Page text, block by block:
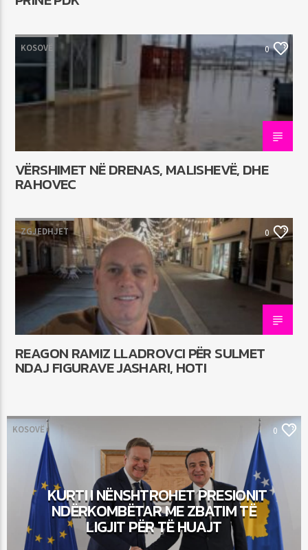
KOSOVË 0
VËRSHIMET NË DRENAS, MALISHEVË, DHE
RAHOVEC
ZGJEDHJET 0
REAGON RAMIZ LLADROVCI PËR SULMET
NDAJ FIGURAVE JASHARI, HOTI
KOSOVË 0
KURTI I NËNSHTROHET PRESIONIT
NDËRKOMBËTAR ME ZBATIM TË
LIGJIT PËR TË HUAJT